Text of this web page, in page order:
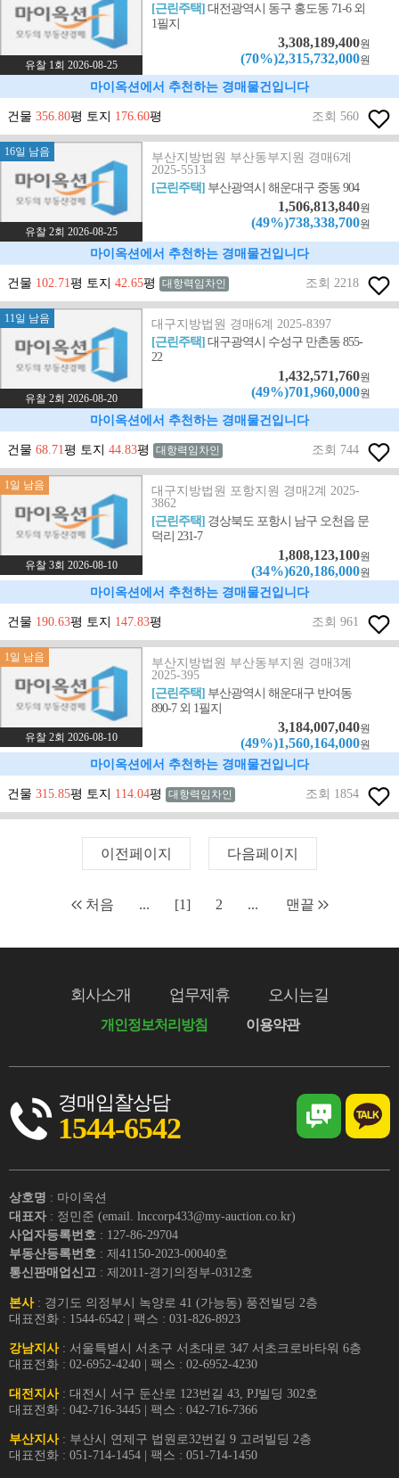
유찰 1회 2026-08-25
[근린주택]대전광역시 동구 홍도동 71-6 외
1필지
3,308,189,400원
(70%)2,315,732,000원
마이옥션에서 추천하는 경매물건입니다
건물 356.80평 토지 176.60평 조회 560
16일 남음
유찰 2회 2026-08-25
부산지방법원 부산동부지원 경매6계
2025-5513
[근린주택] 부산광역시 해운대구 중동 904
1,506,813,840원
(49%)738,338,700원
마이옥션에서 추천하는 경매물건입니다
건물 102.71평 토지 42.65평 대항력임차인 조회 2218
11일 남음
유찰 2회 2026-08-20
대구지방법원 경매6계 2025-8397
[근린주택]대구광역시 수성구 만촌동 855-
22
1,432,571,760원
(49%)701,960,000원
마이옥션에서 추천하는 경매물건입니다
건물 68.71평 토지 44.83평 대항력임차인 조회 744
1일 남음
유찰 3회 2026-08-10
대구지방법원 포항지원 경매2계 2025-
3862
[근린주택] 경상북도 포항시 남구 오천읍 문
덕리 231-7
1,808,123,100원
(34%)620,186,000원
마이옥션에서 추천하는 경매물건입니다
건물 190.63평 토지 147.83평 조회 961
1일 남음
유찰 2회 2026-08-10
부산지방법원 부산동부지원 경매3계
2025-395
[근린주택] 부산광역시 해운대구 반여동
890-7 외 1필지
3,184,007,040원
(49%)1,560,164,000원
마이옥션에서 추천하는 경매물건입니다
건물 315.85평 토지 114.04평 대항력임차인 조회 1854
이전페이지 다음페이지
처음 ... [1] 2 ... 맨끝
회사소개 업무제휴 오시는길
개인정보처리방침 이용약관
경매입찰상담
1544-6542
상호명 : 마이옥션
대표자 : 정민준 (email. lnccorp433@my-auction.co.kr)
사업자등록번호 : 127-86-29704
부동산등록번호 : 제41150-2023-00040호
통신판매업신고 : 제2011-경기의정부-0312호
본사: 경기도 의정부시 녹양로 41 (가능동) 풍전빌딩 2층
대표전화 : 1544-6542 | 팩스 : 031-826-8923
강남지사: 서울특별시 서초구 서초대로 347 서초크로바타워 6층
대표전화 : 02-6952-4240 | 팩스 : 02-6952-4230
대전지사: 대전시 서구 둔산로 123번길 43, PJ빌딩 302호
대표전화 : 042-716-3445 | 팩스 : 042-716-7366
부산지사: 부산시 연제구 법원로32번길 9 고려빌딩 2층
대표전화 : 051-714-1454 | 팩스 : 051-714-1450